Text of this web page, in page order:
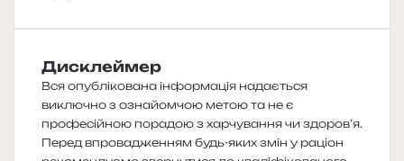
Дисклеймер
Вся опублікована інформація надається
виключно з ознайомчою метою та не є
професійною порадою з харчування чи здоров’я.
Перед впровадженням будь-яких змін у раціон